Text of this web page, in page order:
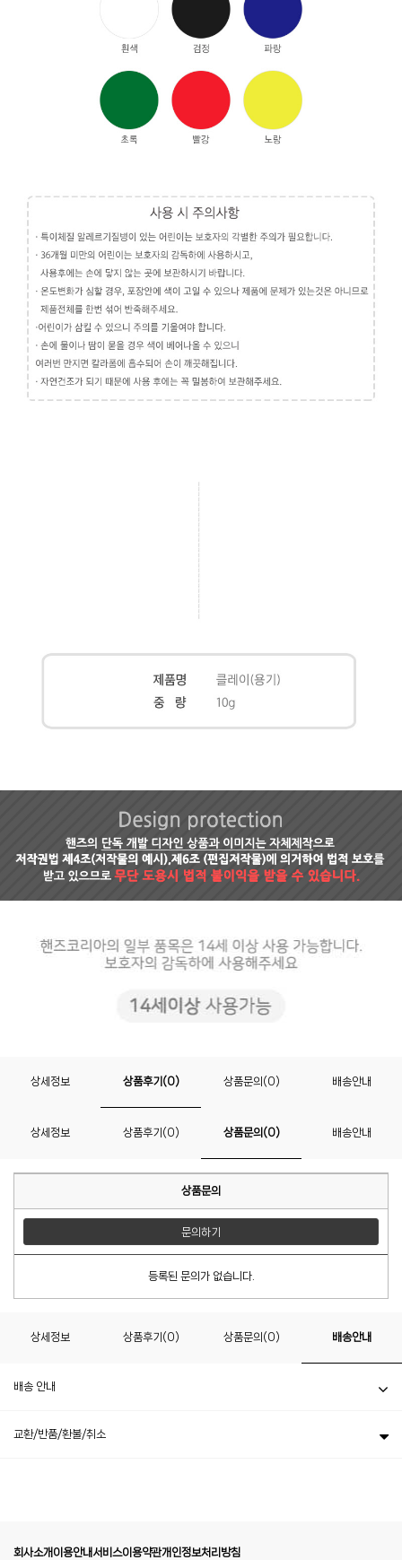
상세정보 상품후기(0) 상품문의(0) 배송안내
상세정보 상품후기(0) 상품문의(0) 배송안내
상품문의
문의하기
등록된 문의가 없습니다.
상세정보 상품후기(0) 상품문의(0) 배송안내
배송 안내
교환/반품/환불/취소
회사소개 이용안내서비스이용약관개인정보처리방침